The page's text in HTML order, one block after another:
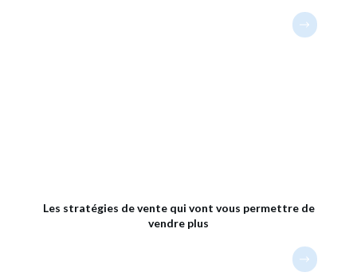
Les stratégies de vente qui vont vous permettre de
vendre plus